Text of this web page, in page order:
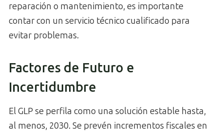
reparación o mantenimiento, es importante
contar con un servicio técnico cualificado para
evitar problemas.
Factores de Futuro e
Incertidumbre
El GLP se perfila como una solución estable hasta,
al menos, 2030. Se prevén incrementos fiscales en